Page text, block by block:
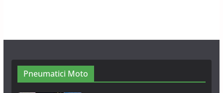
26 Gennaio 2017
Pneumatici Moto